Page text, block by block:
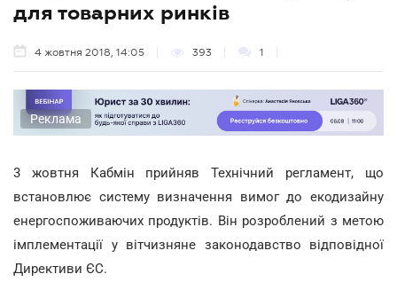
для товарних ринків
4 жовтня 2018, 14:05 393 1
Реклама
3 жовтня Кабмін прийняв Технічний регламент, що
встановлює систему визначення вимог до екодизайну
енергоспоживаючих продуктів. Він розроблений з метою
імплементації у вітчизняне законодавство відповідної
Директиви ЄС.